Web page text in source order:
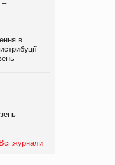
–
в
Всі журнали